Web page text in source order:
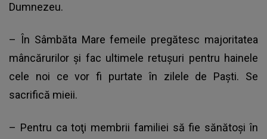
Dumnezeu.
– În Sâmbăta Mare femeile pregătesc majoritatea
mâncărurilor şi fac ultimele retuşuri pentru hainele
cele noi ce vor fi purtate în zilele de Paşti. Se
sacrifică mieii.
– Pentru ca toţi membrii familiei să fie sănătoşi în